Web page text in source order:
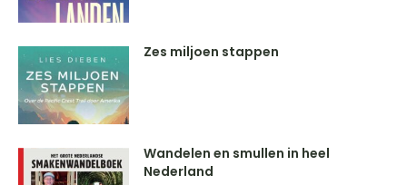
Zes miljoen stappen
Wandelen en smullen in heel
Nederland